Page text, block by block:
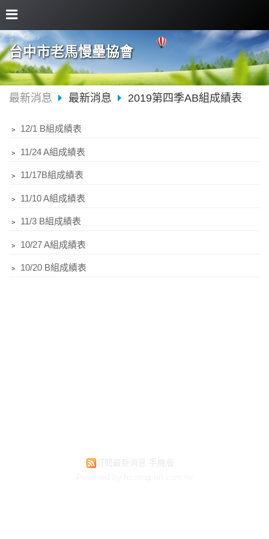
台中市老馬慢壘協會
最新消息 最新消息 2019第四季AB組成績表
﹥ 12/1 B組成績表
﹥ 11/24 A組成績表
﹥ 11/17B組成績表
﹥ 11/10 A組成績表
﹥ 11/3 B組成績表
﹥ 10/27 A組成績表
﹥ 10/20 B組成績表